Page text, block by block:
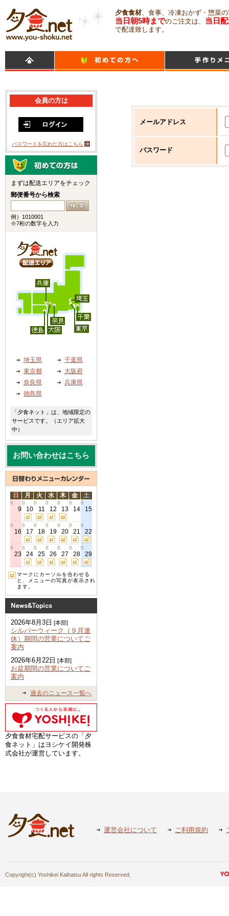
夕食食材、食事、冷凍おかず・惣菜
当日朝5時までのご注文は、 当日
で配達致します。
メールアドレス
パスワード
会員の方は
パスワードを忘れた方はこちら
まずは配送エリアをチェック
郵便番号から検索
例）1010001
※7桁の数字を入力
埼玉県
千葉県
東京都
大阪府
奈良県
兵庫県
徳島県
「夕食ネット」は、地域限定の
サービスです。（エリア拡大
中）
お問い合わせはこちら
日 月 火 水 木 金 土
8
9
8
10
8
11
8
12
8
13
8
14
8
15
8
16
8
17
8
18
8
19
8
20
8
21
8
22
8
23
8
24
8
25
8
26
8
27
8
28
8
29
マークにカーソルを合わせる
と、メニューの写真が表示され
ます。
2026年8月3日 [本部]
シルバーウィーク（９月連
休）期間の営業についてご
案内
2026年6月22日 [本部]
お盆期間の営業についてご
案内
過去のニュース一覧へ
夕食食材宅配サービスの「夕
食ネット」はヨシケイ開発株
式会社が運営しています。
運営会社について ご利用規約
Copyright(c) Yoshikei Kaihatsu All rights Reserved.